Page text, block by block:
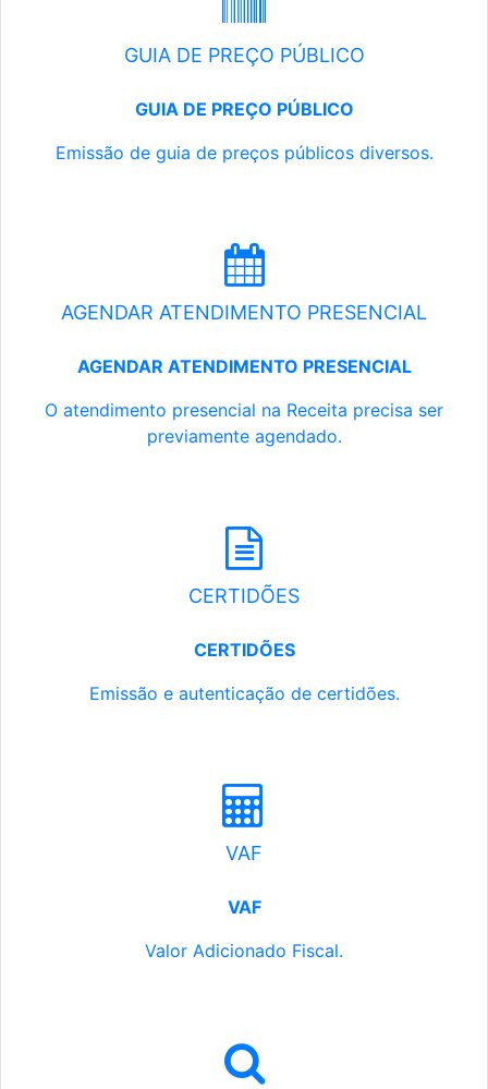
GUIA DE PREÇO PÚBLICO
GUIA DE PREÇO PÚBLICO
Emissão de guia de preços públicos diversos.
AGENDAR ATENDIMENTO PRESENCIAL
AGENDAR ATENDIMENTO PRESENCIAL
O atendimento presencial na Receita precisa ser
previamente agendado.
CERTIDÕES
CERTIDÕES
Emissão e autenticação de certidões.
VAF
VAF
Valor Adicionado Fiscal.